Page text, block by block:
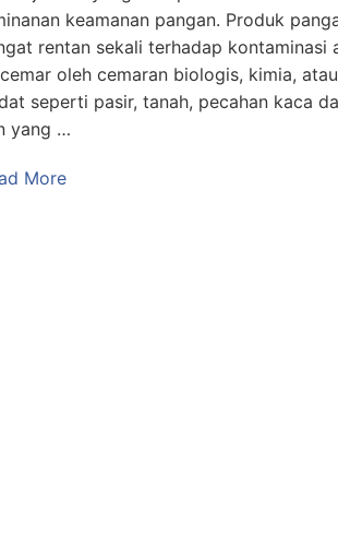
keamanan pangan. Produk
rentan sekali terhadap kontaminasi
oleh cemaran biologis, kimia,
seperti pasir, tanah, pecahan kaca
yang …
More